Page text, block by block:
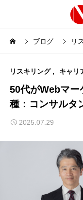
ブログ リ
リスキリング キャリ
50代がWebマー
種：コンサルタ
2025.07.29